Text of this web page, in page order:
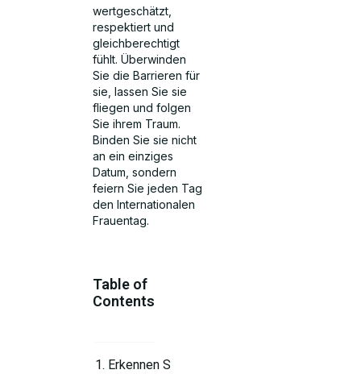
wertgeschätzt,
respektiert und
gleichberechtigt
fühlt. Überwinden
Sie die Barrieren für
sie, lassen Sie sie
fliegen und folgen
Sie ihrem Traum.
Binden Sie sie nicht
an ein einziges
Datum, sondern
feiern Sie jeden Tag
den Internationalen
Frauentag.
Table of
Contents
1. Erkennen Sie sie als